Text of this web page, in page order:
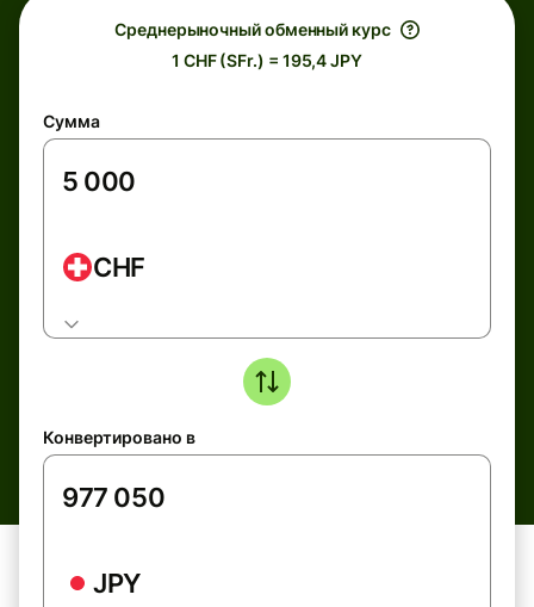
Среднерыночный обменный курс
1 CHF (SFr.) = 195,4 JPY
Сумма
CHF
Конвертировано в
JPY